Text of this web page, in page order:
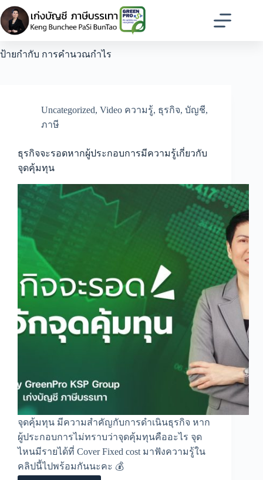
Skip
to
content
ป้ายกำกับ การคำนวณกำไร
Uncategorized, Video ความรู้, ธุรกิจ, บัญชี,
ภาษี
ธุรกิจจะรอดหากผู้ประกอบการมีความรู้เกี่ยวกับ
จุดคุ้มทุน
จุดคุ้มทุน มีความสำคัญกับการดำเนินธุรกิจ หาก
ผู้ประกอบการไม่ทราบว่าจุดคุ้มทุนคืออะไร จุด
ไหนมีรายได้ที่ Cover Fixed cost มาฟังความรู้ใน
คลิปนี้ไปพร้อมกันนะคะ 💰